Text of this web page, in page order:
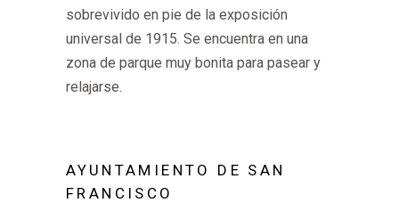
sobrevivido en pie de la exposición
universal de 1915. Se encuentra en una
zona de parque muy bonita para pasear y
relajarse.
AYUNTAMIENTO DE SAN
FRANCISCO